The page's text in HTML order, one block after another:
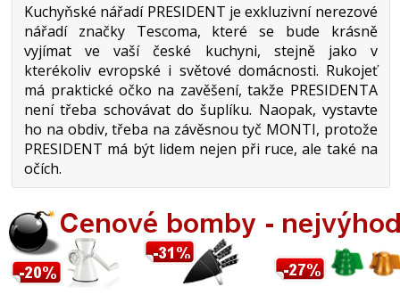
Kuchyňské nářadí PRESIDENT je exkluzivní nerezové
nářadí značky Tescoma, které se bude krásně
vyjímat ve vaší české kuchyni, stejně jako v
kterékoliv evropské i světové domácnosti. Rukojeť
má praktické očko na zavěšení, takže PRESIDENTA
není třeba schovávat do šuplíku. Naopak, vystavte
ho na obdiv, třeba na závěsnou tyč MONTI, protože
PRESIDENT má být lidem nejen při ruce, ale také na
očích.